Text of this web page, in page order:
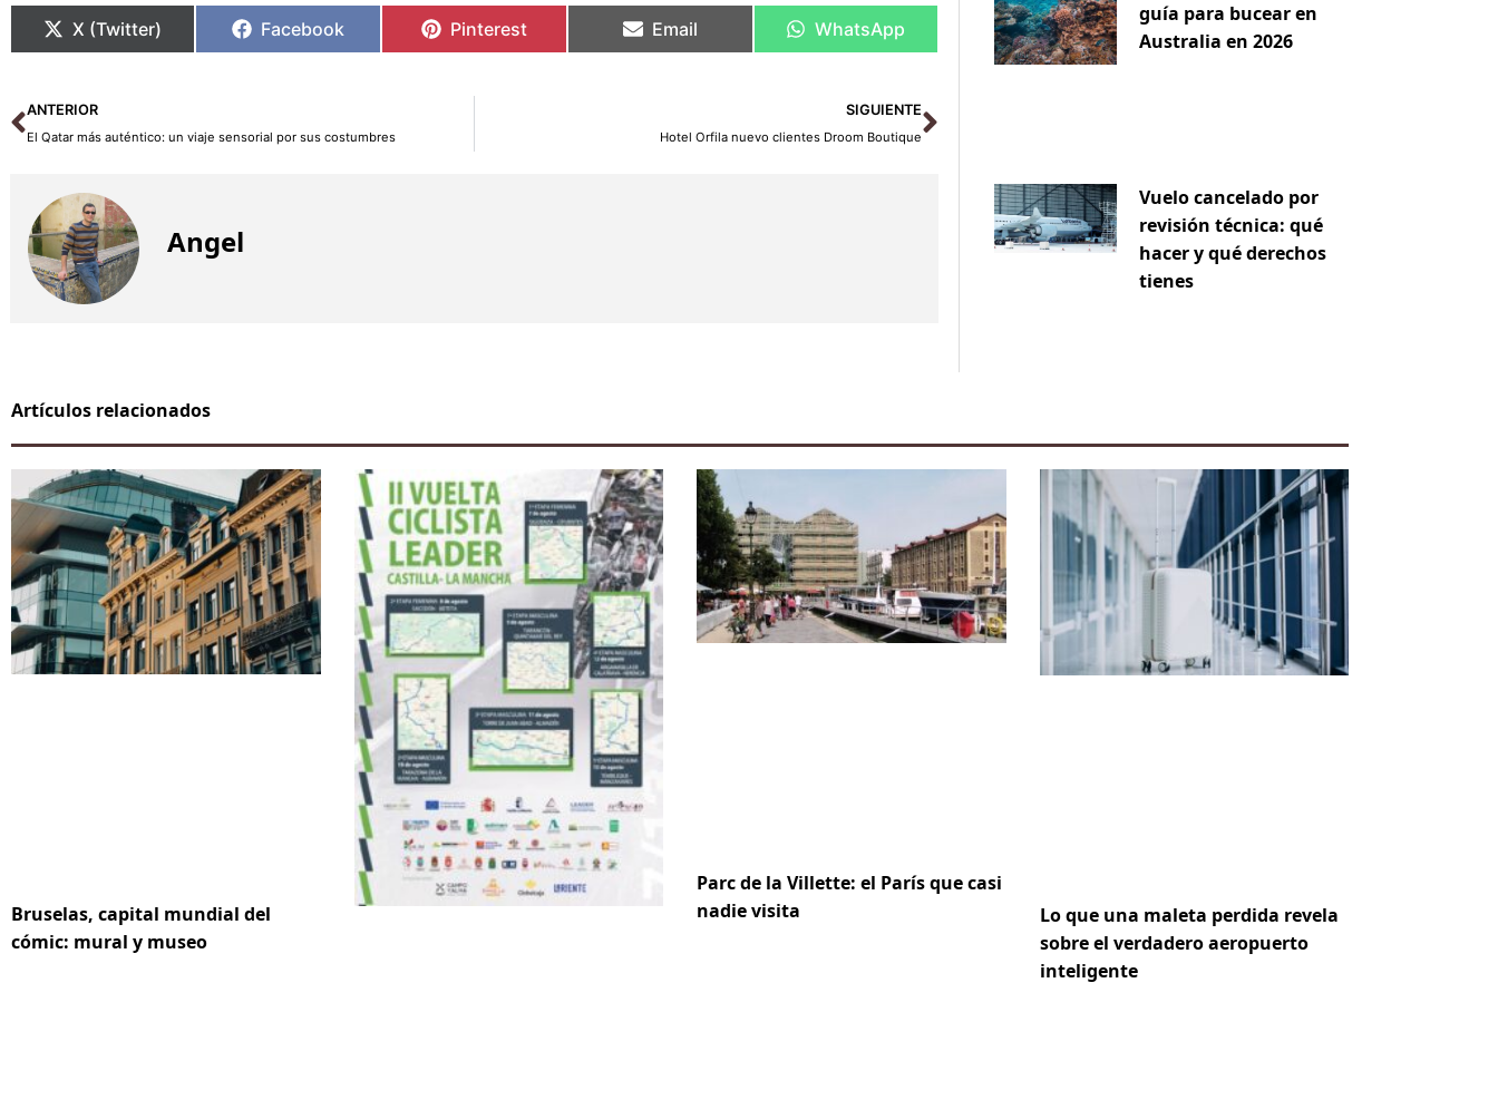
X (Twitter) Facebook Pinterest Email WhatsApp
Ant
ANTERIOR
El Qatar más auténtico: un viaje sensorial por sus costumbres
SIGUIENTE
Hotel Orfila nuevo clientes Droom Boutique
Siguiente
Angel
guía para bucear en
Australia en 2026
Vuelo cancelado por
revisión técnica: qué
hacer y qué derechos
tienes
Artículos relacionados
Bruselas, capital mundial del
cómic: mural y museo
Parc de la Villette: el París que casi
nadie visita
Lo que una maleta perdida revela
sobre el verdadero aeropuerto
inteligente